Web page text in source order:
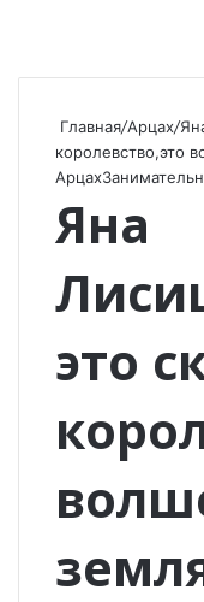
Главная/Арцах/
королевство,это
Арцах
Яна
это